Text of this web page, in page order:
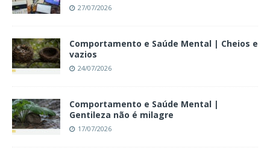
27/07/2026
Comportamento e Saúde Mental | Cheios e
vazios
24/07/2026
Comportamento e Saúde Mental |
Gentileza não é milagre
17/07/2026